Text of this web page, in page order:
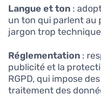
Langue et ton :
un ton qui parlent au
jargon trop
Réglementation :
publicité et la
RGPD, qui impose
traitement des